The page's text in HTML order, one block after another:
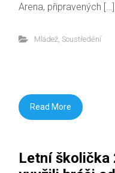
Arena, připravených […]
Mládež, Soustředění
Read More
Letní školička